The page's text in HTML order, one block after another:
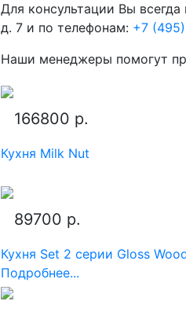
Для консультации Вы
д. 7 и по телефонам: +7
Наши менеджеры помогут
166800 р.
Кухня Milk Nut
89700 р.
Кухня Set 2 серии Gloss
Подробнее...